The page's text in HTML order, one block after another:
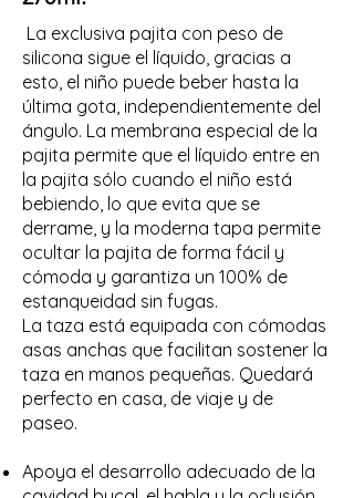
La exclusiva pajita con peso de
silicona sigue el líquido, gracias a
esto, el niño puede beber hasta la
última gota, independientemente del
ángulo. La membrana especial de la
pajita permite que el líquido entre en
la pajita sólo cuando el niño está
bebiendo, lo que evita que se
derrame, y la moderna tapa permite
ocultar la pajita de forma fácil y
cómoda y garantiza un 100% de
estanqueidad sin fugas.
La taza está equipada con cómodas
asas anchas que facilitan sostener la
taza en manos pequeñas. Quedará
perfecto en casa, de viaje y de
paseo.
Apoya el desarrollo adecuado de la